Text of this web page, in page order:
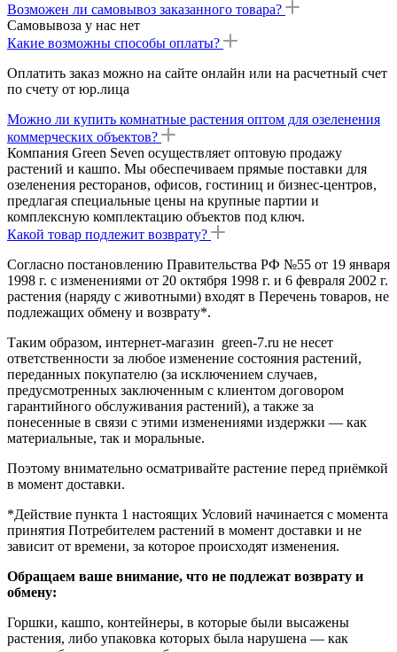
Возможен ли самовывоз заказанного товара?
Самовывоза у нас нет
Какие возможны способы оплаты?
Оплатить заказ можно на сайте онлайн или на расчетный счет
по счету от юр.лица
Можно ли купить комнатные растения оптом для озеленения
коммерческих объектов?
Компания Green Seven осуществляет оптовую продажу
растений и кашпо. Мы обеспечиваем прямые поставки для
озеленения ресторанов, офисов, гостиниц и бизнес-центров,
предлагая специальные цены на крупные партии и
комплексную комплектацию объектов под ключ.
Какой товар подлежит возврату?
Согласно постановлению Правительства РФ №55 от 19 января
1998 г. с изменениями от 20 октября 1998 г. и 6 февраля 2002 г.
растения (наряду с животными) входят в Перечень товаров, не
подлежащих обмену и возврату*.
Таким образом, интернет-магазин green-7.ru не несет
ответственности за любое изменение состояния растений,
переданных покупателю (за исключением случаев,
предусмотренных заключенным с клиентом договором
гарантийного обслуживания растений), а также за
понесенные в связи с этими изменениями издержки — как
материальные, так и моральные.
Поэтому внимательно осматривайте растение перед приёмкой
в момент доставки.
*Действие пункта 1 настоящих Условий начинается с момента
принятия Потребителем растений в момент доставки и не
зависит от времени, за которое происходят изменения.
Обращаем ваше внимание, что не подлежат возврату и
обмену:
Горшки, кашпо, контейнеры, в которые были высажены
растения, либо упаковка которых была нарушена — как